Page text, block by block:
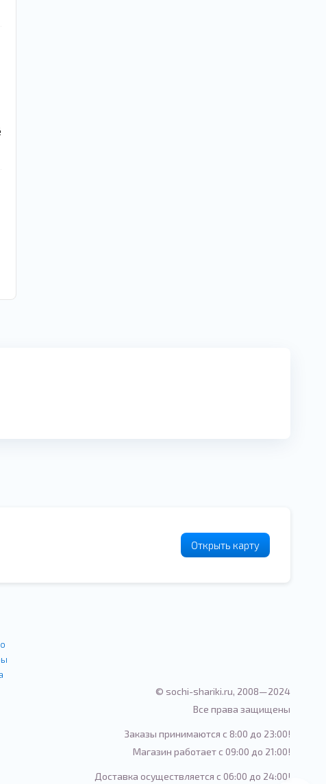
Открыть карту
© sochi-shariki.ru, 2008—2024
Все права защищены
Заказы принимаются с 8:00 до 23:00!
Магазин работает с 09:00 до 21:00!
Доставка осуществляется с 06:00 до 24:00!